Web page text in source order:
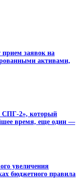
заявок на
активами,
СПГ-2», который
время, еще один —
увеличения
бюджетного правила